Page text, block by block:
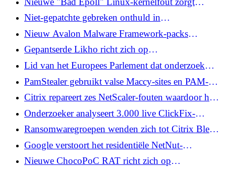
ontwikkelaarsgeheimen te stelen
ervoor dat onbevoegde gebruikers root kunnen
krijgen en treft Android
Niet-gepatchte gebreken onthuld in
bestandssysteem gebundeld in miljoenen
ingebedde apparaten
Nieuw Avalon Malware Framework-packs
CrownX Ransomware-mogelijkheden
Gepantserde Likho richt zich op
overheidsinstanties en de energiesector met
BusySnake Stealer
Lid van het Europees Parlement dat onderzoek
doet naar spyware is gehackt met Pegasus
PamStealer gebruikt valse Maccy-sites en PAM-
controles om Mac-inlogwachtwoorden te stelen
Citrix repareert zes NetScaler-fouten waardoor het
lezen van bestanden en Denial-of-Service mogelijk
zijn
Onderzoeker analyseert 3.000 live ClickFix-
payloads en legt API-gestuurde malwarelevering
bloot
Ransomwaregroepen wenden zich tot Citrix Bleed
2, BYOVD en Supply Chain-referenties
Google verstoort het residentiële NetNut-
proxynetwerk met 2 miljoen thuisapparaten
Nieuwe ChocoPoC RAT richt zich op